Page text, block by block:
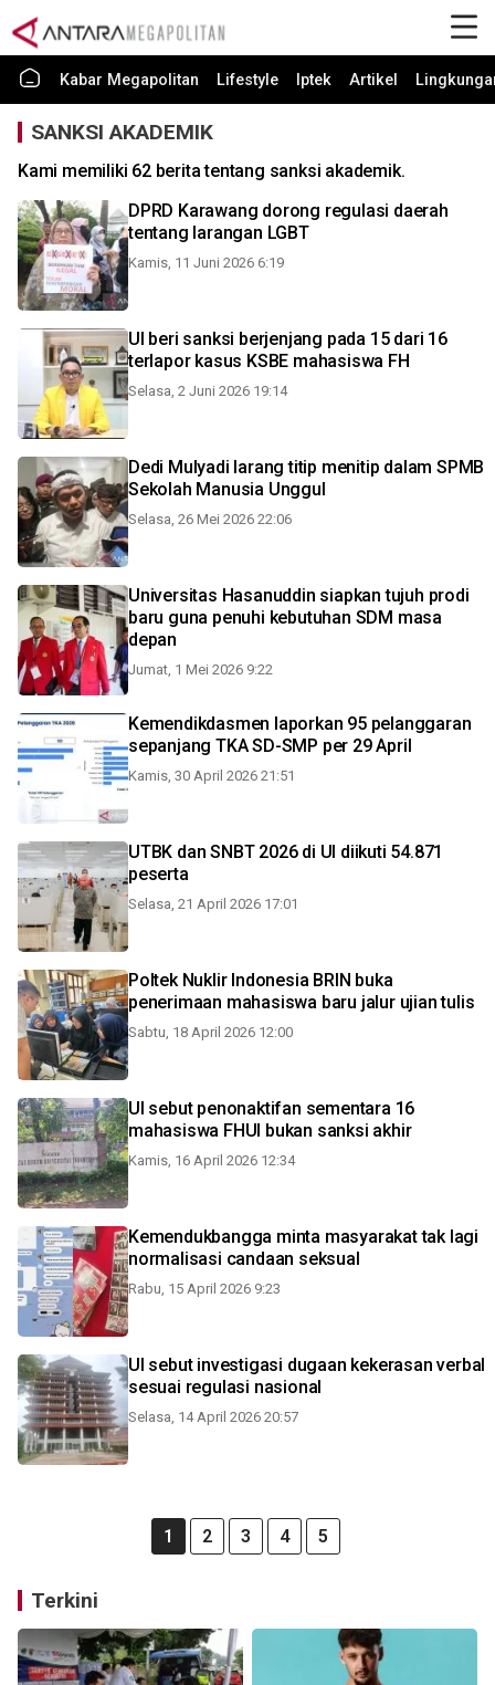
Kabar Megapolitan Lifestyle Iptek Artikel
SANKSI AKADEMIK
Kami memiliki 62 berita tentang sanksi akademik.
DPRD Karawang dorong regulasi daerah
tentang larangan LGBT
Kamis, 11 Juni 2026 6:19
UI beri sanksi berjenjang pada 15 dari 16
terlapor kasus KSBE mahasiswa FH
Selasa, 2 Juni 2026 19:14
Dedi Mulyadi larang titip menitip dalam SPMB
Sekolah Manusia Unggul
Selasa, 26 Mei 2026 22:06
Universitas Hasanuddin siapkan tujuh prodi
baru guna penuhi kebutuhan SDM masa
depan
Jumat, 1 Mei 2026 9:22
Kemendikdasmen laporkan 95 pelanggaran
sepanjang TKA SD-SMP per 29 April
Kamis, 30 April 2026 21:51
UTBK dan SNBT 2026 di UI diikuti 54.871
peserta
Selasa, 21 April 2026 17:01
Poltek Nuklir Indonesia BRIN buka
penerimaan mahasiswa baru jalur ujian tulis
Sabtu, 18 April 2026 12:00
UI sebut penonaktifan sementara 16
mahasiswa FHUI bukan sanksi akhir
Kamis, 16 April 2026 12:34
Kemendukbangga minta masyarakat tak lagi
normalisasi candaan seksual
Rabu, 15 April 2026 9:23
UI sebut investigasi dugaan kekerasan verbal
sesuai regulasi nasional
Selasa, 14 April 2026 20:57
1 2 3 4 5
Terkini